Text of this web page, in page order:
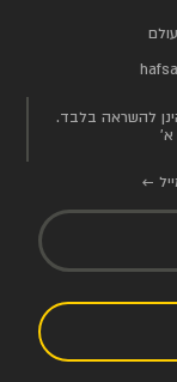
להשראה בלבד.
←